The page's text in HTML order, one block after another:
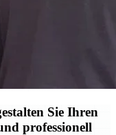
Sie Ihren
professionell